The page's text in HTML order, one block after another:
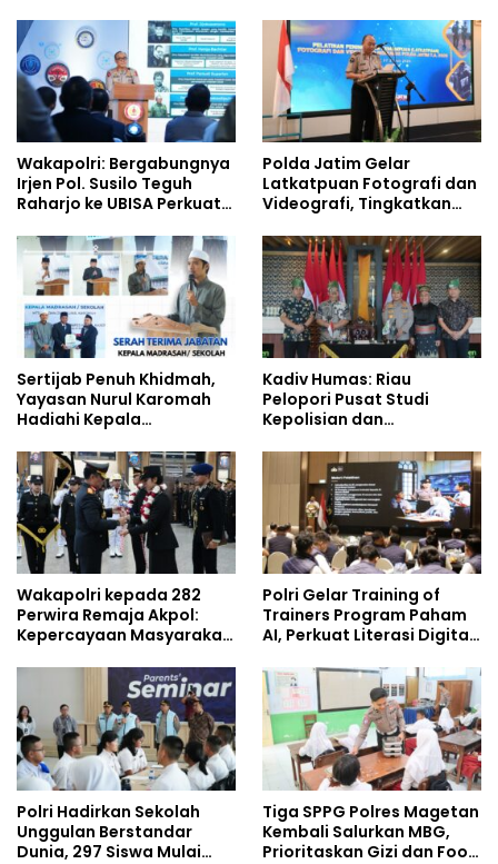
Siswa Sekolah Rakyat
Wakapolri: Bergabungnya
Irjen Pol. Susilo Teguh
Raharjo ke UBISA Perkuat
Studi Kepolisian
Polda Jatim Gelar
Latkatpuan Fotografi dan
Videografi, Tingkatkan
Era Digital
Sertijab Penuh Khidmah,
Yayasan Nurul Karomah
Hadiahi Kepala
Umrah
Kadiv Humas: Riau
Pelopori Pusat Studi
Kepolisian dan
Policing Masuki Babak
Wakapolri kepada 282
Perwira Remaja Akpol:
Kepercayaan Masyarakat
Polri Gelar Training of
Trainers Program Paham
AI, Perkuat Literasi Digital
Polri Hadirkan Sekolah
Unggulan Berstandar
Dunia, 297 Siswa Mulai
Tiga SPPG Polres Magetan
Kembali Salurkan MBG,
Prioritaskan Gizi dan Food